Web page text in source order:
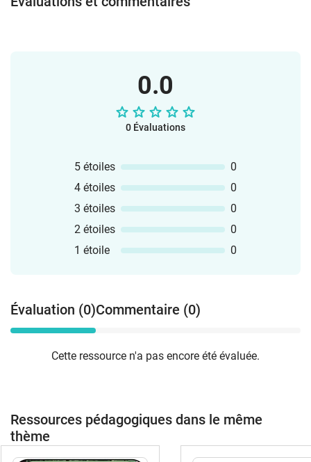
0.0
0 Évaluations
5 étoiles
0
4 étoiles
0
3 étoiles
0
2 étoiles
0
1 étoile
0
Évaluation (0)Commentaire (0)
Cette ressource n'a pas encore été évaluée.
Ressources pédagogiques dans le même
thème